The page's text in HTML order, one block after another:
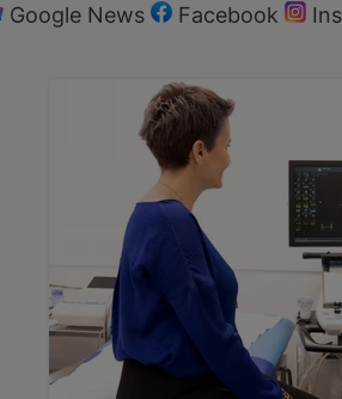
Google News Facebook